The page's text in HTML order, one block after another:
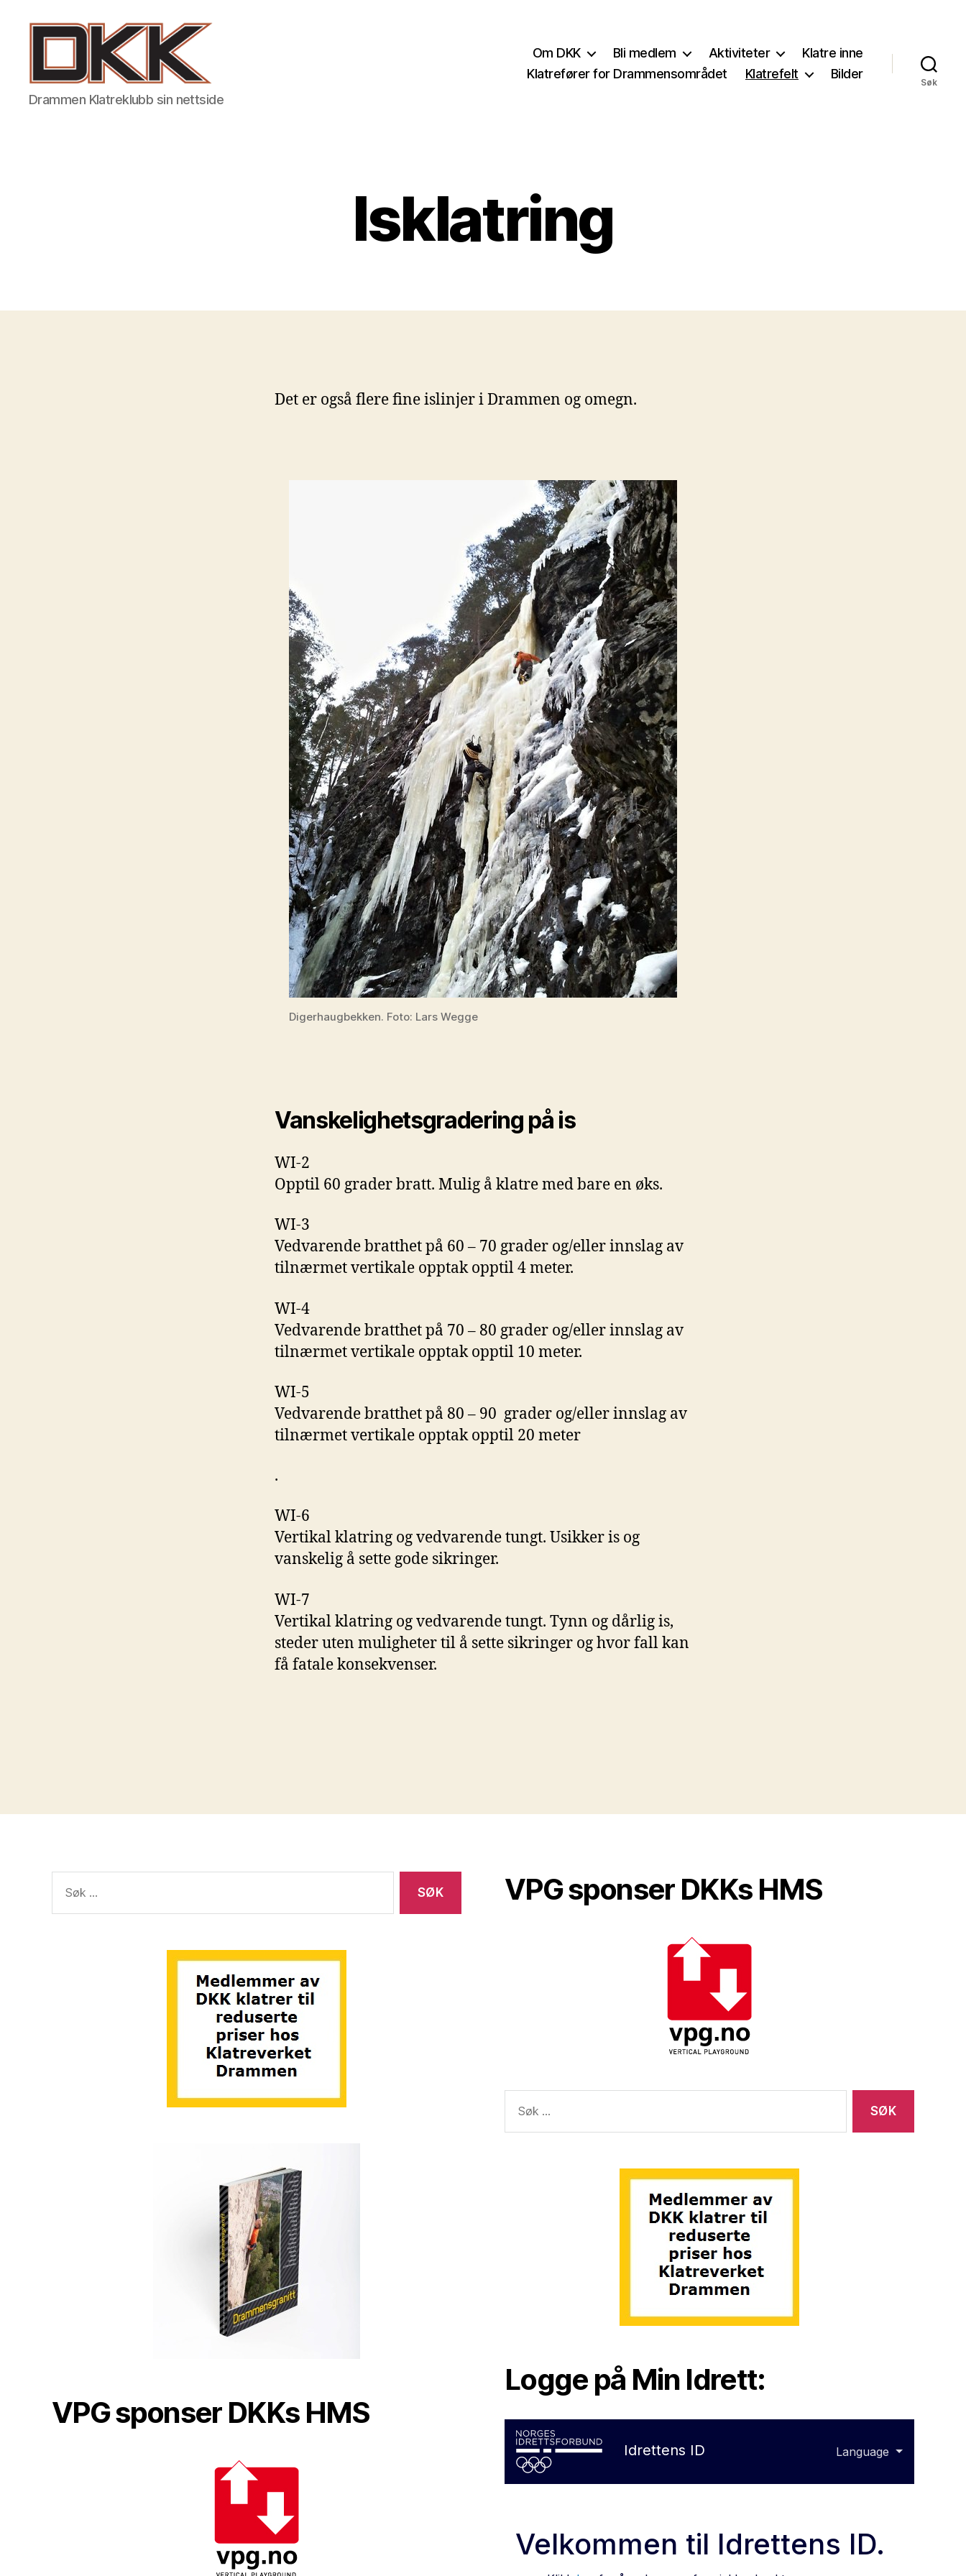
DKK
-
Drammen Klatreklubb sin nettside
Om DKK Bli medlem Aktiviteter
Klatre inne
Klatrefører for Drammensområdet
Klatrefelt Bilder
Søk
Isklatring
Det er også flere fine islinjer i Drammen og omegn.
Digerhaugbekken. Foto: Lars Wegge
Vanskelighetsgradering på is
WI-2
Opptil 60 grader bratt. Mulig å klatre med bare en øks.
WI-3
Vedvarende bratthet på 60 – 70 grader og/eller innslag av
tilnærmet vertikale opptak opptil 4 meter.
WI-4
Vedvarende bratthet på 70 – 80 grader og/eller innslag av
tilnærmet vertikale opptak opptil 10 meter.
WI-5
Vedvarende bratthet på 80 – 90 grader og/eller innslag av
tilnærmet vertikale opptak opptil 20 meter
.
WI-6
Vertikal klatring og vedvarende tungt. Usikker is og
vanskelig å sette gode sikringer.
WI-7
Vertikal klatring og vedvarende tungt. Tynn og dårlig is,
steder uten muligheter til å sette sikringer og hvor fall kan
få fatale konsekvenser.
etter:
VPG sponser DKKs HMS
VPG sponser DKKs HMS
etter:
Logge på Min Idrett: